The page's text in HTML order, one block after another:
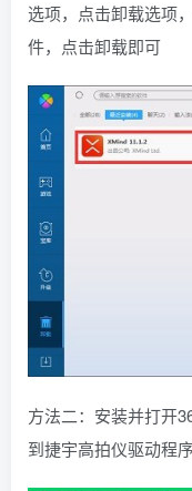
选项，点击卸载选项
件，点击卸载即可
方法二：安装并打开
到捷宇高拍仪驱动程